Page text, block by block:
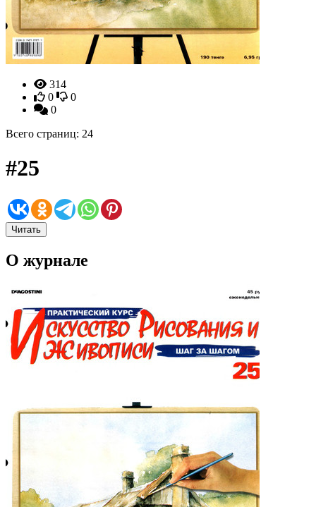
314
0
0
0
Всего страниц: 24
#25
Читать
О журнале